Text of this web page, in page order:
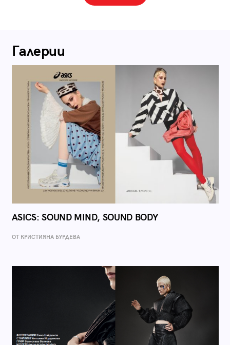
Галерии
ASICS: SOUND MIND, SOUND BODY
ОТ КРИСТИЯНА БУРДЕВА